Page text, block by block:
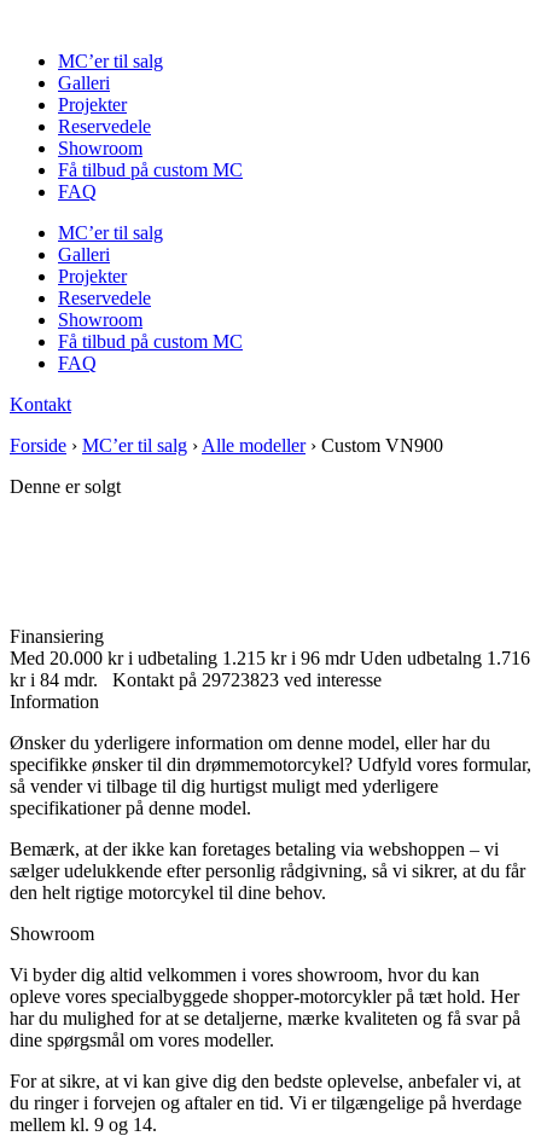
indholdMC’er til salg
Galleri
Projekter
Reservedele
Showroom
Få tilbud på custom MC
FAQ
MC’er til salg
Galleri
Projekter
Reservedele
Showroom
Få tilbud på custom MC
FAQ
Kontakt
Forside › MC’er til salg › Alle modeller› Custom VN900
Denne er solgt
Finansiering
Med 20.000 kr i udbetaling 1.215 kr i 96 mdr Uden udbetalng 1.716
kr i 84 mdr. Kontakt på 29723823 ved interesse
Information
Ønsker du yderligere information om denne model, eller har du
specifikke ønsker til din drømmemotorcykel? Udfyld vores formular,
så vender vi tilbage til dig hurtigst muligt med yderligere
specifikationer på denne model.
Bemærk, at der ikke kan foretages betaling via webshoppen – vi
sælger udelukkende efter personlig rådgivning, så vi sikrer, at du får
den helt rigtige motorcykel til dine behov.
Showroom
Vi byder dig altid velkommen i vores showroom, hvor du kan
opleve vores specialbyggede shopper-motorcykler på tæt hold. Her
har du mulighed for at se detaljerne, mærke kvaliteten og få svar på
dine spørgsmål om vores modeller.
For at sikre, at vi kan give dig den bedste oplevelse, anbefaler vi, at
du ringer i forvejen og aftaler en tid. Vi er tilgængelige på hverdage
mellem kl. 9 og 14.